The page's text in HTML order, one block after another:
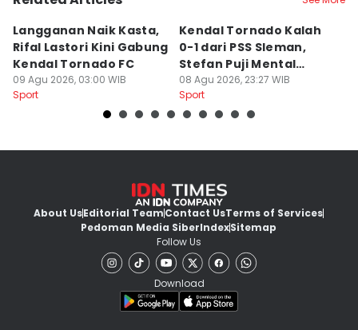
Langganan Naik Kasta,
Rifal Lastori Kini Gabung
Kendal Tornado FC
09 Agu 2026, 03:00 WIB
Sport
Kendal Tornado Kalah
0-1 dari PSS Sleman,
Stefan Puji Mental
Pemain
08 Agu 2026, 23:27 WIB
Sport
About UsEditorial TeamContact UsTerms of Services
Pedoman Media SiberIndexSitemap
Follow Us
Download